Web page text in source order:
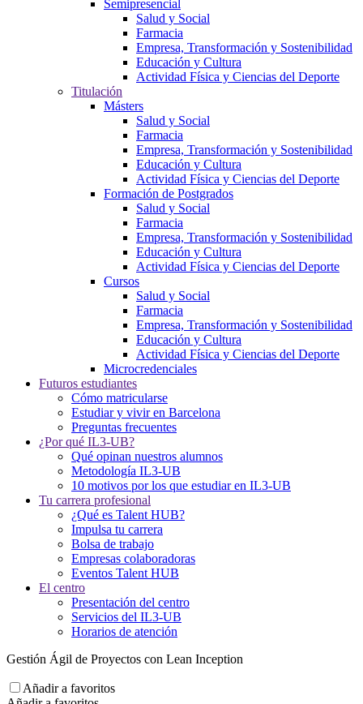
Semipresencial
Salud y Social
Farmacia
Empresa, Transformación y Sostenibilidad
Educación y Cultura
Actividad Física y Ciencias del Deporte
Titulación
Másters
Salud y Social
Farmacia
Empresa, Transformación y Sostenibilidad
Educación y Cultura
Actividad Física y Ciencias del Deporte
Formación de Postgrados
Salud y Social
Farmacia
Empresa, Transformación y Sostenibilidad
Educación y Cultura
Actividad Física y Ciencias del Deporte
Cursos
Salud y Social
Farmacia
Empresa, Transformación y Sostenibilidad
Educación y Cultura
Actividad Física y Ciencias del Deporte
Microcredenciales
Futuros estudiantes
Cómo matricularse
Estudiar y vivir en Barcelona
Preguntas frecuentes
¿Por qué IL3-UB?
Qué opinan nuestros alumnos
Metodología IL3-UB
10 motivos por los que estudiar en IL3-UB
Tu carrera profesional
¿Qué es Talent HUB?
Impulsa tu carrera
Bolsa de trabajo
Empresas colaboradoras
Eventos Talent HUB
El centro
Presentación del centro
Servicios del IL3-UB
Horarios de atención
Gestión Ágil de Proyectos con Lean Inception
Añadir a favoritos